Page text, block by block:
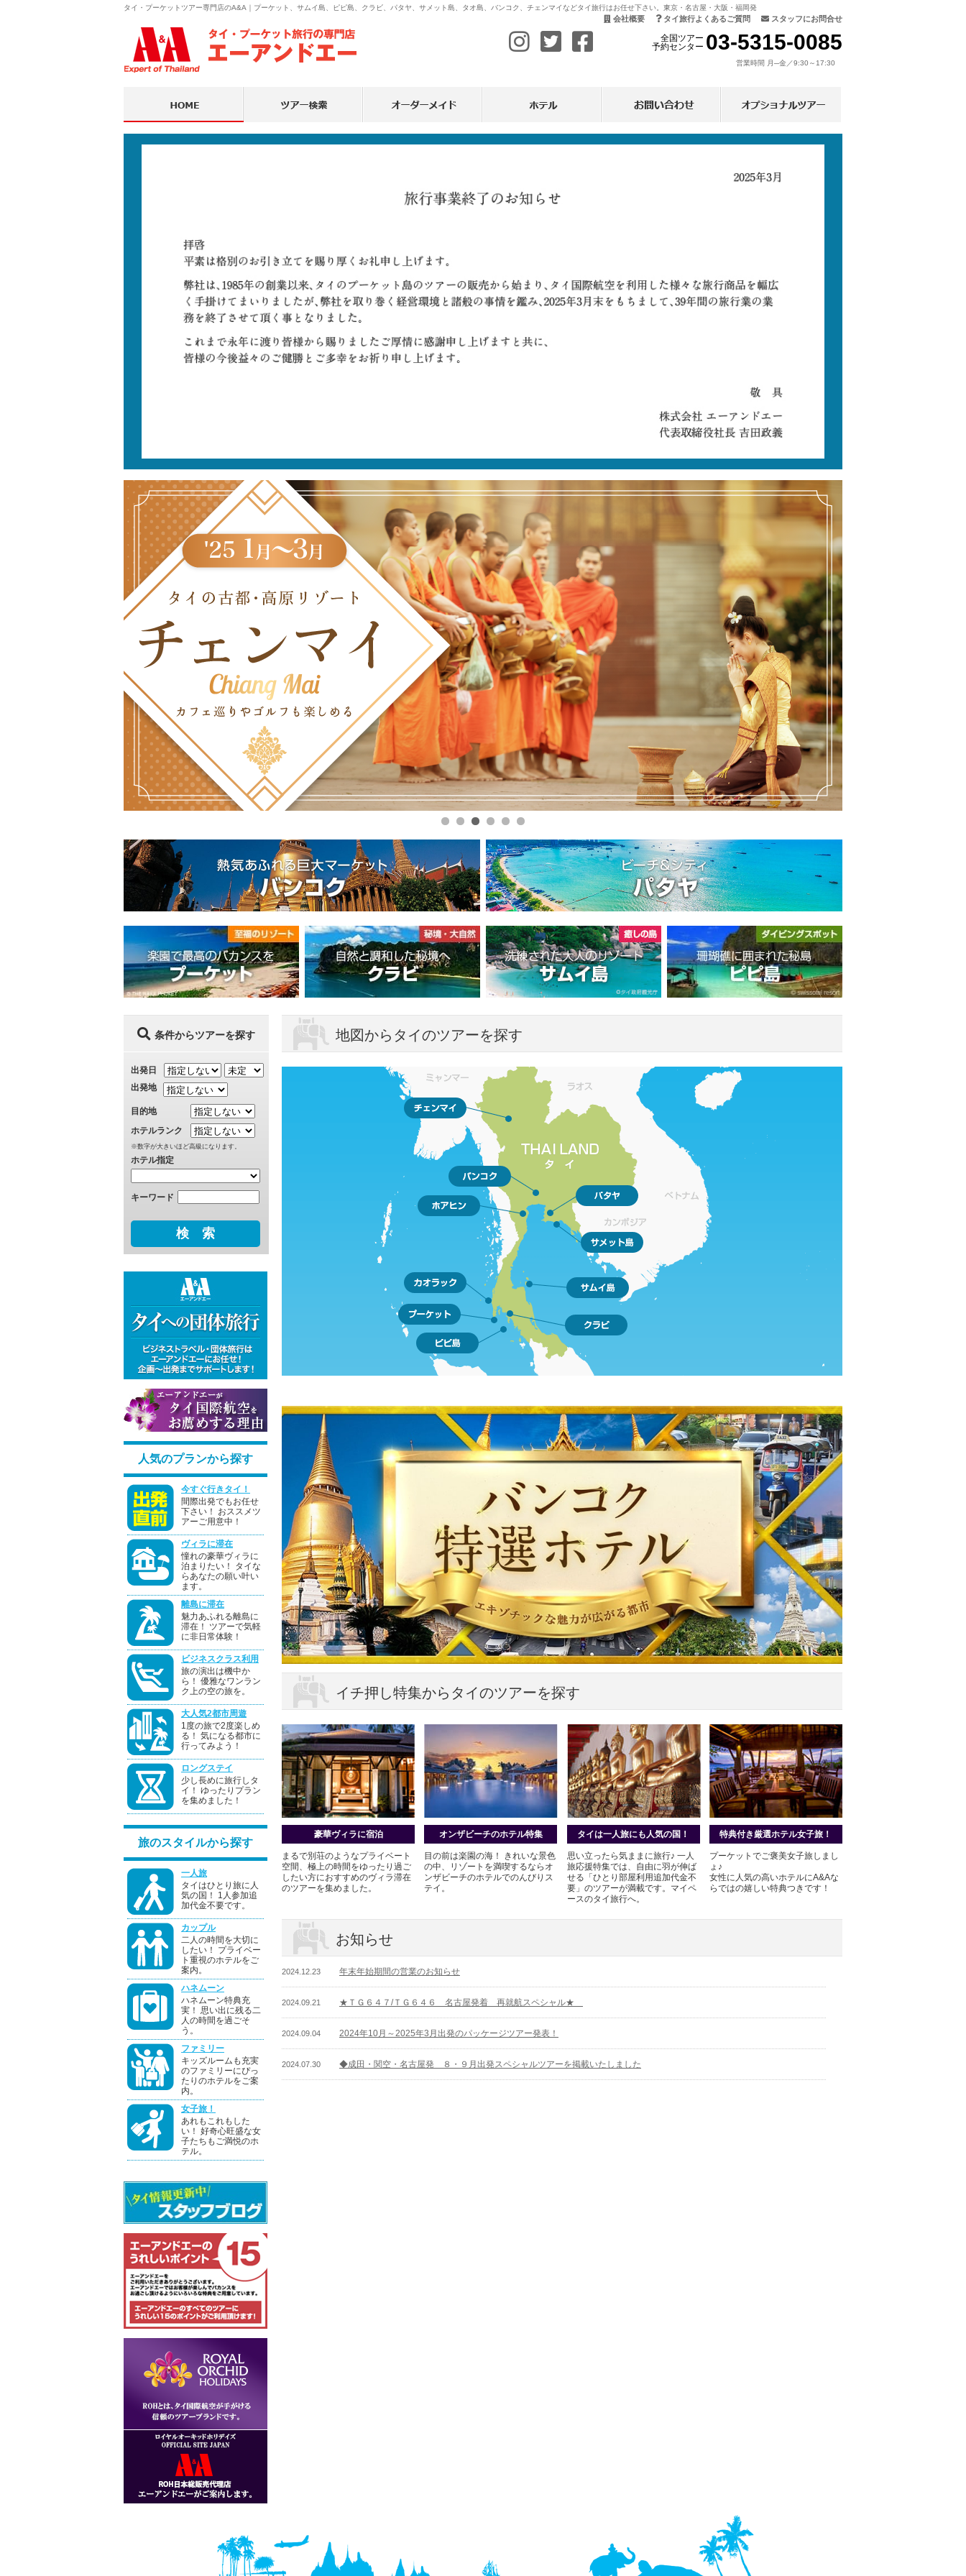
タイ・プーケットツアー専門店のA&A｜プーケット、サムイ島、ピピ島、クラビ、パタヤ、サメット島、タオ島、バンコク、チェンマイなどタイ旅行はお任せ下さい。東京・名古屋・大阪・福岡発
会社概要 タイ旅行よくあるご質問 スタッフにお問合せ
全国ツアー
予約センター 03-5315-0085
営業時間 月─金／9:30～17:30
条件からツアーを探す
出発日
出発地
目的地
ホテルランク
※数字が大きいほど高級になります。
ホテル指定
キーワード
検 索
人気のプランから探す
今すぐ行きタイ！
間際出発でもお任せ
下さい！ おススメツ
アーご用意中！
ヴィラに滞在
憧れの豪華ヴィラに
泊まりたい！ タイな
らあなたの願い叶い
ます。
離島に滞在
魅力あふれる離島に
滞在！ ツアーで気軽
に非日常体験！
ビジネスクラス利用
旅の演出は機中か
ら！ 優雅なワンラン
ク上の空の旅を。
大人気2都市周遊
1度の旅で2度楽しめ
る！ 気になる都市に
行ってみよう！
ロングステイ
少し長めに旅行しタ
イ！ ゆったりプラン
を集めました！
旅のスタイルから探す
一人旅
タイはひとり旅に人
気の国！ 1人参加追
加代金不要です。
カップル
二人の時間を大切に
したい！ プライベー
ト重視のホテルをご
案内。
ハネムーン
ハネムーン特典充
実！ 思い出に残る二
人の時間を過ごそ
う。
ファミリー
キッズルームも充実
のファミリーにぴっ
たりのホテルをご案
内。
女子旅！
あれもこれもした
い！ 好奇心旺盛な女
子たちもご満悦のホ
テル。
地図からタイのツアーを探す
イチ押し特集からタイのツアーを探す
豪華ヴィラに宿泊
まるで別荘のようなプライベート
空間、極上の時間をゆったり過ご
したい方におすすめのヴィラ滞在
のツアーを集めました。
オンザビーチのホテル特集
目の前は楽園の海！ きれいな景色
の中、リゾートを満喫するならオ
ンザビーチのホテルでのんびりス
テイ。
タイは一人旅にも人気の国！
思い立ったら気ままに旅行♪ 一人
旅応援特集では、自由に羽が伸ば
せる「ひとり部屋利用追加代金不
要」のツアーが満載です。マイペ
ースのタイ旅行へ。
特典付き厳選ホテル女子旅！
プーケットでご褒美女子旅しまし
ょ♪
女性に人気の高いホテルにA&Aな
らではの嬉しい特典つきです！
お知らせ
2024.12.23 年末年始期間の営業のお知らせ
2024.09.21 ★ＴＧ６４７/ＴＧ６４６ 名古屋発着 再就航スペシャル★
2024.09.04 2024年10月～2025年3月出発のパッケージツアー発表！
2024.07.30 ◆成田・関空・名古屋発 ８・９月出発スペシャルツアーを掲載いたしました